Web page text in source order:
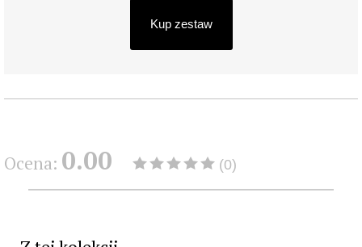
Kup zestaw
Ocena: 0.00 (0)